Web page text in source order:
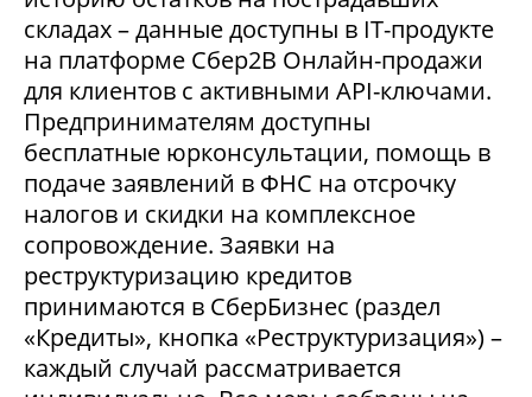
складах – данные доступны в IT-продукте
на платформе Сбер2В Онлайн-продажи
для клиентов с активными API-ключами.
Предпринимателям доступны
бесплатные юрконсультации, помощь в
подаче заявлений в ФНС на отсрочку
налогов и скидки на комплексное
сопровождение. Заявки на
реструктуризацию кредитов
принимаются в СберБизнес (раздел
«Кредиты», кнопка «Реструктуризация») –
каждый случай рассматривается